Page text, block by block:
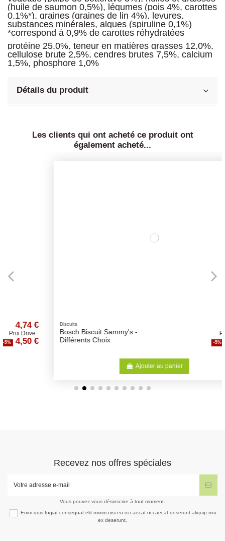
(huile de saumon 0,5%), légumes (pois 4%, carottes
0,1%*), graines (graines de lin 4%), levures,
substances minérales, algues (spiruline 0,1%)
*correspond à 0,9% de carottes réhydratées
protéine 25,0%, teneur en matières grasses 12,0%,
cellulose brute 2,5%, cendres brutes 7,5%, calcium
1,5%, phosphore 1,0%
Détails du produit
Les clients qui ont acheté ce produit ont
également acheté...
Biscuits
Bosch Biscuit Sammy's -
Différents Choix
Ajouter au panier
Recevez nos offres spéciales
Vous pouvez vous désinscrire à tout moment.
Enim quis fugiat consequat elit minim nisi eu occaecat occaecat deserunt aliquip nisi
ex deserunt.